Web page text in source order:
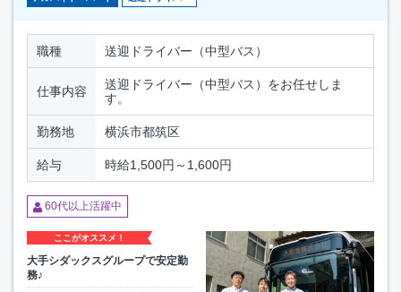
職種 送迎ドライバー（中型バス）
仕事内容
送迎ドライバー（中型バス）をお任せしま
す。
勤務地 横浜市都筑区
給与 時給1,500円～1,600円
60代以上活躍中
ここがオススメ！
大手シダックスグループで安定勤
務♪